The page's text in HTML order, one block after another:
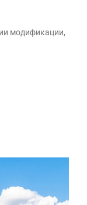
модификации,